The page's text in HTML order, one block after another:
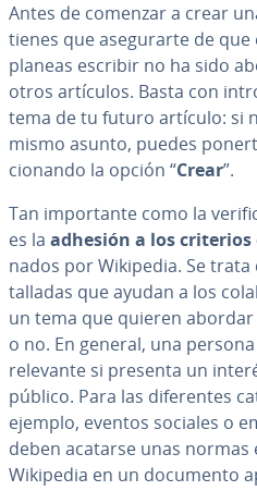
Antes de comenzar a crear
tienes que ase­gu­rar­te de
planeas escribir no ha sido
otros artículos. Basta con
tema de tu futuro artículo: si
mismo asunto, puedes
cio­na­n­do la opción “Crear”.
Tan im­po­r­ta­n­te como la
es la adhesión a los criterios
na­dos por Wikipedia. Se
ta­lla­das que ayudan a los
un tema que quieren
o no. En general, una
relevante si presenta un
público. Para las di­fe­re­n­tes
ejemplo, eventos sociales o
deben acatarse unas
Wikipedia en un documento